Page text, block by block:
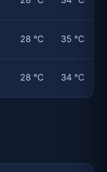
28 ℃ 35 ℃
28 ℃ 34 ℃